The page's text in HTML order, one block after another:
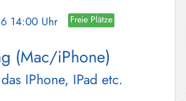
14:00 Uhr Freie Plätze
(Mac/iPhone)
IPhone, IPad etc.